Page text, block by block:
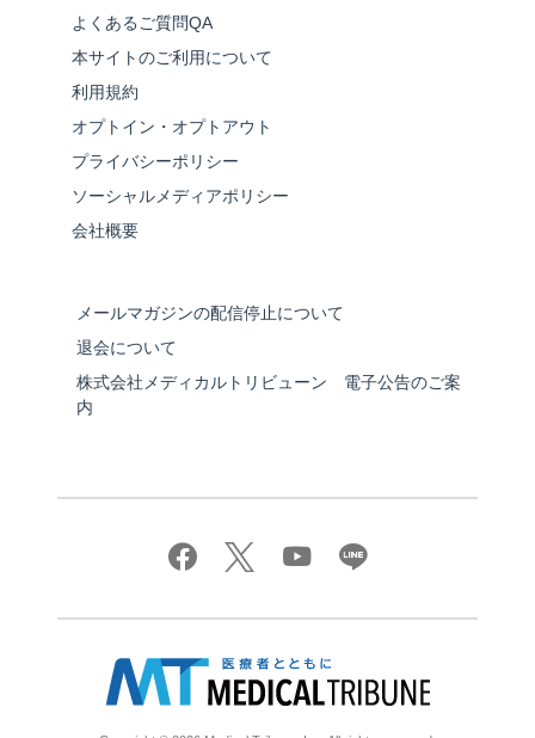
よくあるご質問QA
本サイトのご利用について
利用規約
オプトイン・オプトアウト
プライバシーポリシー
ソーシャルメディアポリシー
会社概要
メールマガジンの配信停止について
退会について
株式会社メディカルトリビューン 電子公告のご案
内